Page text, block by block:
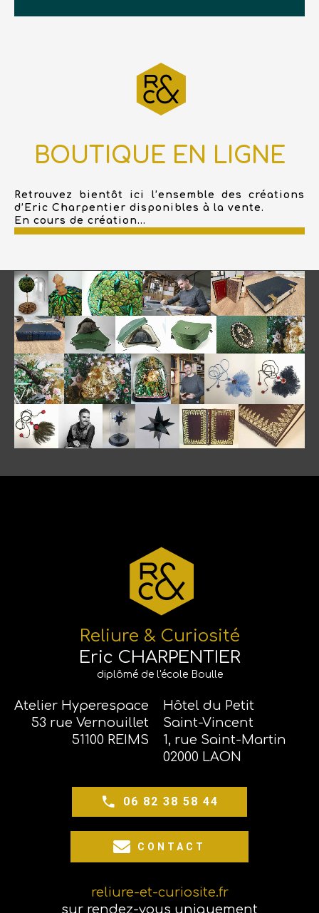
BOUTIQUE EN LIGNE
Retrouvez bientôt ici l’ensemble des créations
d’Eric Charpentier disponibles à la vente.
En cours de création...
Reliure & Curiosité
Eric CHARPENTIER
diplômé de l'école Boulle
Atelier Hyperespace
53 rue Vernouillet
51100 REIMS
Hôtel du Petit
Saint-Vincent
1, rue Saint-Martin
02000 LAON
06 82 38 58 44
CONTACT
reliure-et-curiosite.fr
sur rendez-vous uniquement